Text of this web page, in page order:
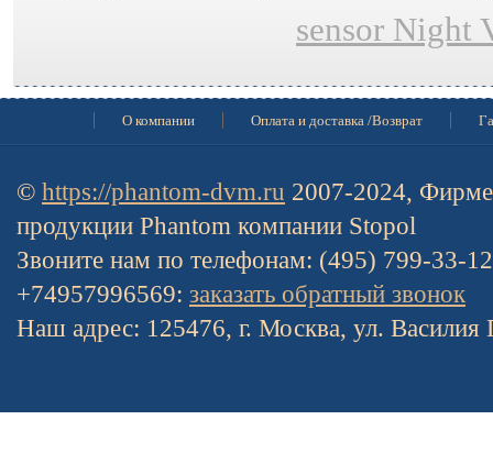
sensor Night
О компании Оплата и доставка /Возврат
© https://phantom-dvm.ru 2007-2024,
продукции Phantom компании Stopol
Звоните нам по телефонам: (495) 799-33-
+74957996569: заказать обратный звонок
Наш адрес: 125476, г. Москва, ул. Василия